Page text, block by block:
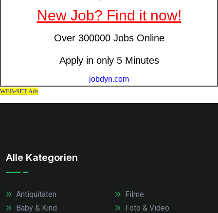
Alle Kategorien
Antiquitäten
Baby & Kind
Filme
Foto & Video